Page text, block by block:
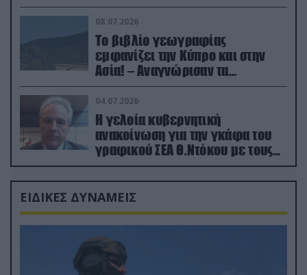
08.07.2026
Το βιβλίο γεωγραφίας
εμφανίζει την Κύπρο και στην
Ασία! – Αναγνώρισαν τα
κατεχόμενα; (φωτο)
04.07.2026
Η γελοία κυβερνητική
ανακοίνωση για την γκάφα του
γραφικού ΣΕΑ Θ.Ντόκου με τους
Ρώσους φαρσέρ
ΕΙΔΙΚΕΣ ΔΥΝΑΜΕΙΣ